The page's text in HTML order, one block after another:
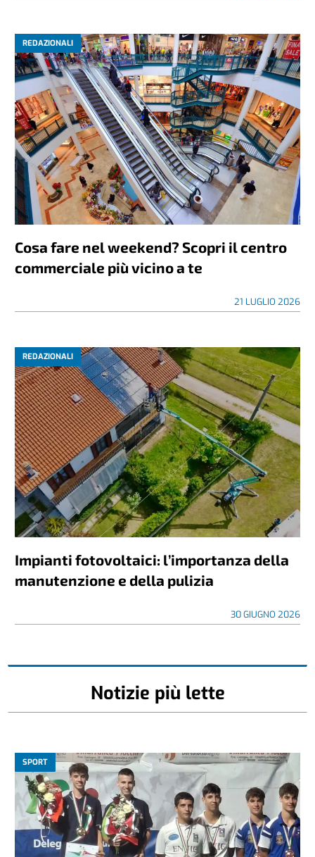
REDAZIONALI
Cosa fare nel weekend? Scopri il centro
commerciale più vicino a te
21 LUGLIO 2026
REDAZIONALI
Impianti fotovoltaici: l’importanza della
manutenzione e della pulizia
30 GIUGNO 2026
Notizie più lette
SPORT